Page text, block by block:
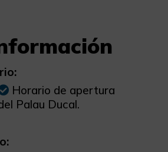
Horario de apertura
Palau Ducal.